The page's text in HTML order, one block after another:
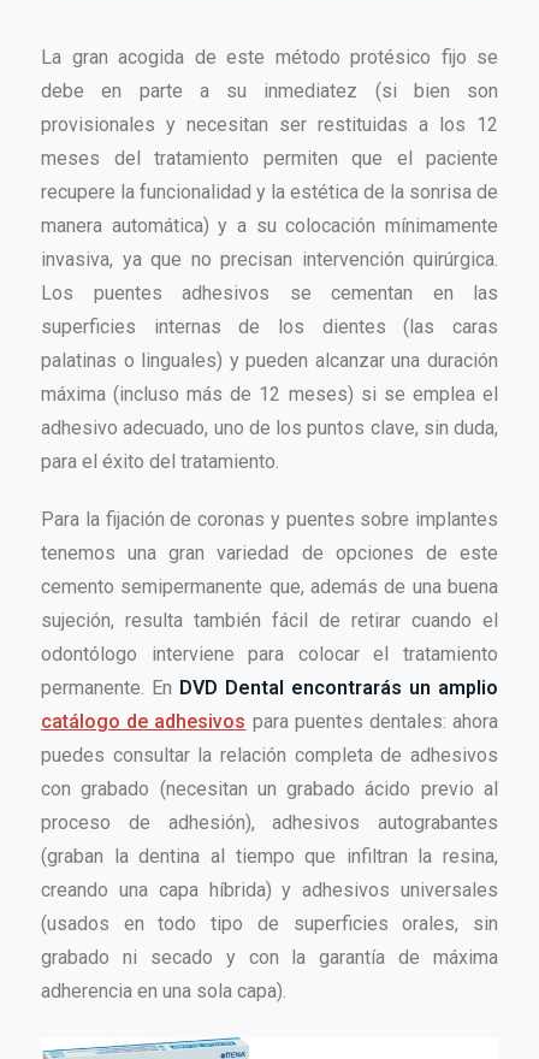
La gran acogida de este método protésico fijo se
debe en parte a su inmediatez (si bien son
provisionales y necesitan ser restituidas a los 12
meses del tratamiento permiten que el paciente
recupere la funcionalidad y la estética de la sonrisa de
manera automática) y a su colocación mínimamente
invasiva, ya que no precisan intervención quirúrgica.
Los puentes adhesivos se cementan en las
superficies internas de los dientes (las caras
palatinas o linguales) y pueden alcanzar una duración
máxima (incluso más de 12 meses) si se emplea el
adhesivo adecuado, uno de los puntos clave, sin duda,
para el éxito del tratamiento.
Para la fijación de coronas y puentes sobre implantes
tenemos una gran variedad de opciones de este
cemento semipermanente que, además de una buena
sujeción, resulta también fácil de retirar cuando el
odontólogo interviene para colocar el tratamiento
permanente. En DVD Dental encontrarás un amplio
catálogo de adhesivos para puentes dentales: ahora
puedes consultar la relación completa de adhesivos
con grabado (necesitan un grabado ácido previo al
proceso de adhesión), adhesivos autograbantes
(graban la dentina al tiempo que infiltran la resina,
creando una capa híbrida) y adhesivos universales
(usados en todo tipo de superficies orales, sin
grabado ni secado y con la garantía de máxima
adherencia en una sola capa).